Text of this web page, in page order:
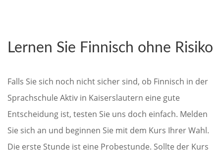
Lernen Sie Finnisch ohne Risiko
Falls Sie sich noch nicht sicher sind, ob Finnisch in der
Sprachschule Aktiv in Kaiserslautern eine gute
Entscheidung ist, testen Sie uns doch einfach. Melden
Sie sich an und beginnen Sie mit dem Kurs Ihrer Wahl.
Die erste Stunde ist eine Probestunde. Sollte der Kurs